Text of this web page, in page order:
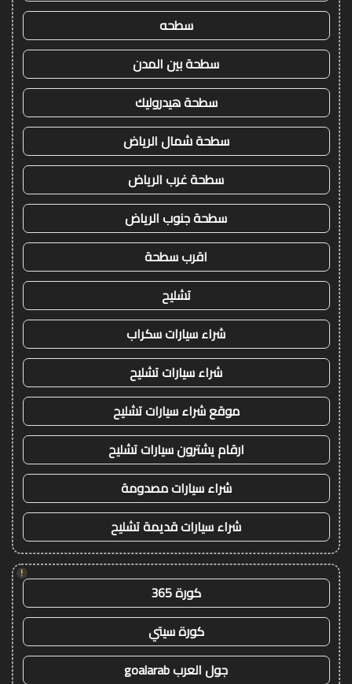
سطحه
سطحة بين المدن
سطحة هيدروليك
سطحة شمال الرياض
سطحة غرب الرياض
سطحة جنوب الرياض
اقرب سطحة
تشليح
شراء سيارات سكراب
شراء سيارات تشليح
موقع شراء سيارات تشليح
ارقام يشترون سيارات تشليح
شراء سيارات مصدومة
شراء سيارات قديمة تشليح
!
كورة 365
كورة سيتي
جول العرب goalarab